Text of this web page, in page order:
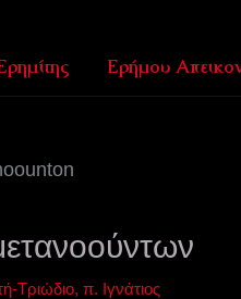
Ερήμου
Τριώδιο, π. Ιγνάτιος